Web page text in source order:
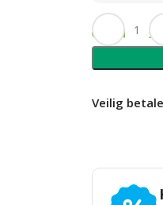
Op
Veilig